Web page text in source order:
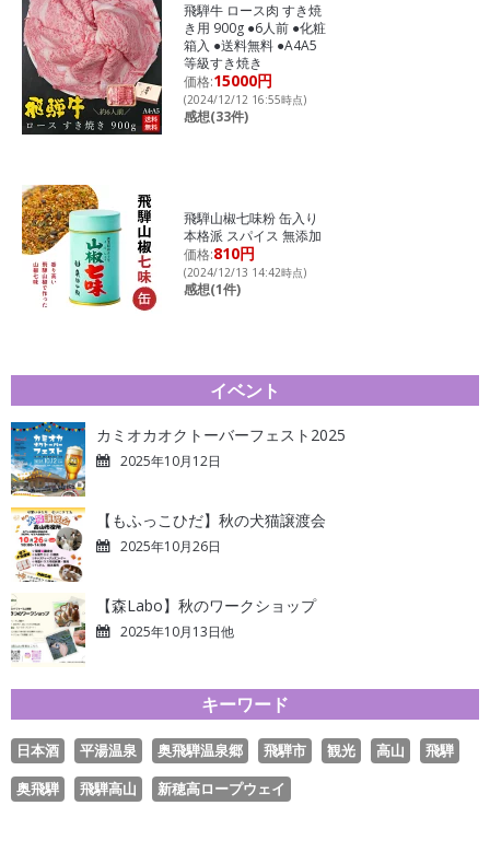
飛騨牛 ロース肉 すき焼
き用 900g ●6人前 ●化粧
箱入 ●送料無料 ●A4A5
等級すき焼き
価格:15000円
(2024/12/12 16:55時点)
感想(33件)
飛騨山椒七味粉 缶入り
本格派 スパイス 無添加
価格:810円
(2024/12/13 14:42時点)
感想(1件)
イベント
カミオカオクトーバーフェスト2025
2025年10月12日
【もふっこひだ】秋の犬猫譲渡会
2025年10月26日
【森Labo】秋のワークショップ
2025年10月13日他
キーワード
日本酒 平湯温泉 奥飛騨温泉郷 飛騨市 観光 高山
飛騨
奥飛騨
飛騨高山 新穂高ロープウェイ